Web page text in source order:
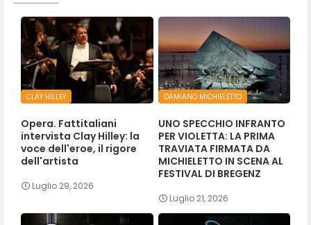
CLAY HILLEY
Opera. Fattitaliani
intervista Clay Hilley: la
voce dell'eroe, il rigore
dell'artista
Luglio 29, 2026
DAMIANO MICHIELETTO
UNO SPECCHIO INFRANTO
PER VIOLETTA: LA PRIMA
TRAVIATA FIRMATA DA
MICHIELETTO IN SCENA AL
FESTIVAL DI BREGENZ
Luglio 21, 2026